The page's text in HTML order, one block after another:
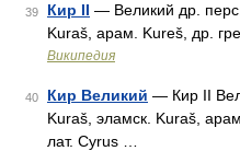
39 Кир II — Великий др.
Kuraš, арам. Kureš, др.
Википедия
40 Кир Великий — Кир II
Kuraš, эламск. Kuraš,
лат. Cyrus …